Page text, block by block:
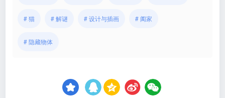
# 猫 # 解谜 # 设计与插画 # 阖家
# 隐藏物体